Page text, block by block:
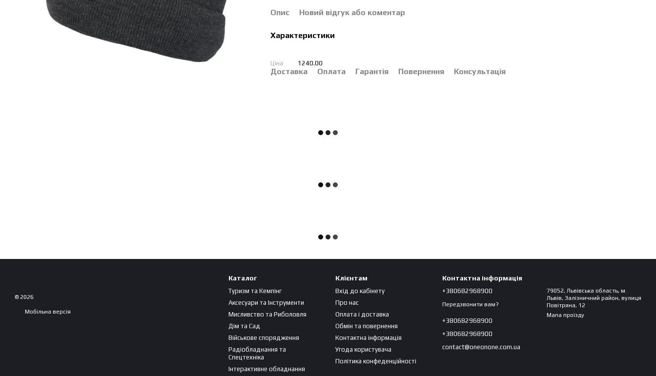
Опис Новий відгук або коментар
Характеристики
Ціна 1240.00
Доставка Оплата Гарантія Повернення Консультація
© 2026
Мобільна версія
Каталог
Туризм та Кемпінг
Аксесуари та Інструменти
Мисливство та Риболовля
Дім та Сад
Військове спорядження
Радіобладнання та
Спецтехніка
Інтерактивне обладнання
Клієнтам
Вхід до кабінету
Про нас
Оплата і доставка
Обмін та повернення
Контактна інформація
Угода користувача
Політика конфеденційності
Контактна інформація
+380682968900
Передзвонити вам?
+380682968900
+380682968900
contact@oneonone.com.ua
79052, Львівська область, м.
Львів, Залізничний район, вулиця
Повітряна, 12
Мапа проїзду